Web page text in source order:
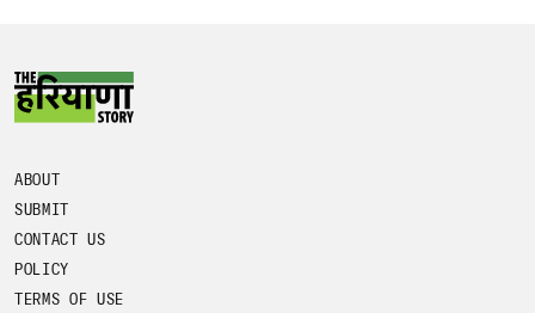
ABOUT
SUBMIT
CONTACT US
POLICY
TERMS OF USE